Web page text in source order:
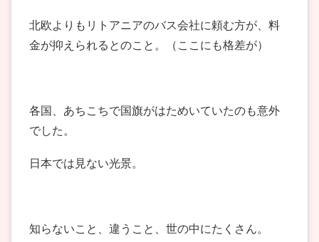
北欧よりもリトアニアのバス会社に頼む方が、料
金が抑えられるとのこと。（ここにも格差が）
各国、あちこちで国旗がはためいていたのも意外
でした。
日本では見ない光景。
知らないこと、違うこと、世の中にたくさん。